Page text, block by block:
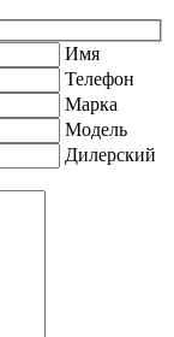
Имя
Телефон
Марка
Модель
Дилерский